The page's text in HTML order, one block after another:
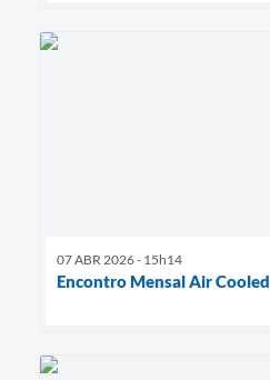
07 ABR 2026 - 15h14
Encontro Mensal Air Cooled